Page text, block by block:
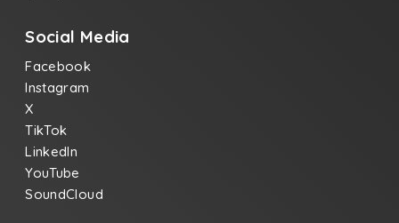
Social Media
Facebook
Instagram
X
TikTok
LinkedIn
YouTube
SoundCloud